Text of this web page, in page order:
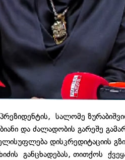
სალომე
და ძალადობის გარეშე
დისკრედიტაციის
განცხადებას, თითქოს